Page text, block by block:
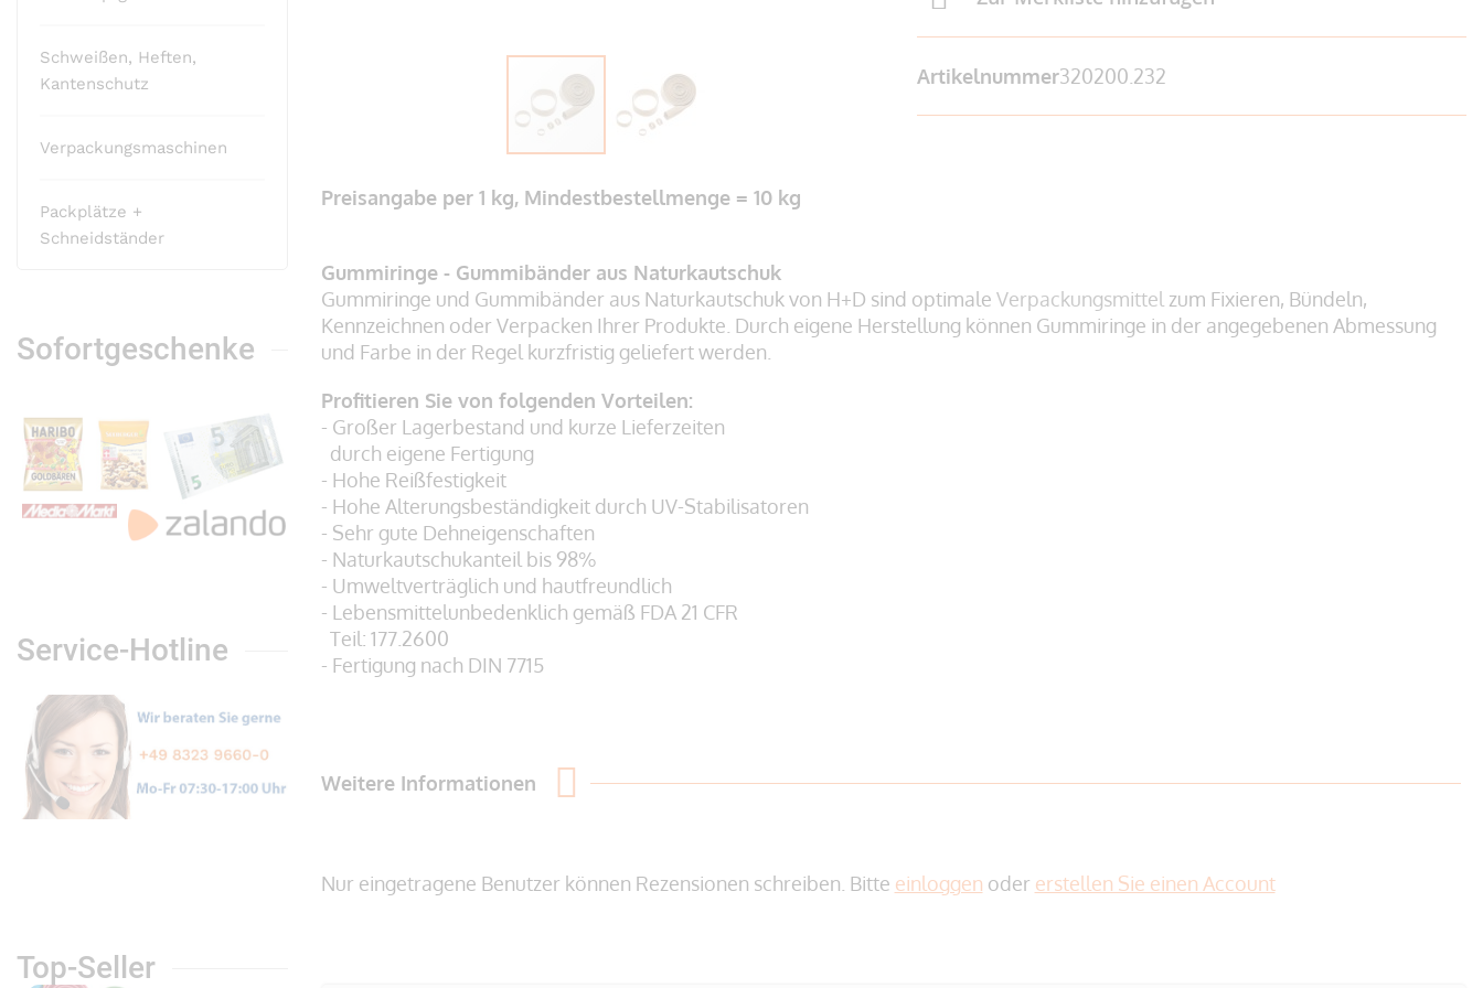
Schweißen, Heften,
Kantenschutz
Verpackungsmaschinen
Packplätze +
Schneidständer
Sofortgeschenke
Service-Hotline
Top-Seller
Anfang
springen
Artikelnummer320200.232
Preisangabe per 1 kg, Mindestbestellmenge = 10 kg
Gummiringe - Gummibänder aus Naturkautschuk
Gummiringe und Gummibänder aus Naturkautschuk von H+D sind optimale Verpackungsmittel zum Fixieren, Bündeln,
Kennzeichnen oder Verpacken Ihrer Produkte. Durch eigene Herstellung können Gummiringe in der angegebenen Abmessung
und Farbe in der Regel kurzfristig geliefert werden.
Profitieren Sie von folgenden Vorteilen:
- Großer Lagerbestand und kurze Lieferzeiten
durch eigene Fertigung
- Hohe Reißfestigkeit
- Hohe Alterungsbeständigkeit durch UV-Stabilisatoren
- Sehr gute Dehneigenschaften
- Naturkautschukanteil bis 98%
- Umweltverträglich und hautfreundlich
- Lebensmittelunbedenklich gemäß FDA 21 CFR
Teil: 177.2600
- Fertigung nach DIN 7715
Weitere Informationen
Nur eingetragene Benutzer können Rezensionen schreiben. Bitte einloggen oder erstellen Sie einen Account